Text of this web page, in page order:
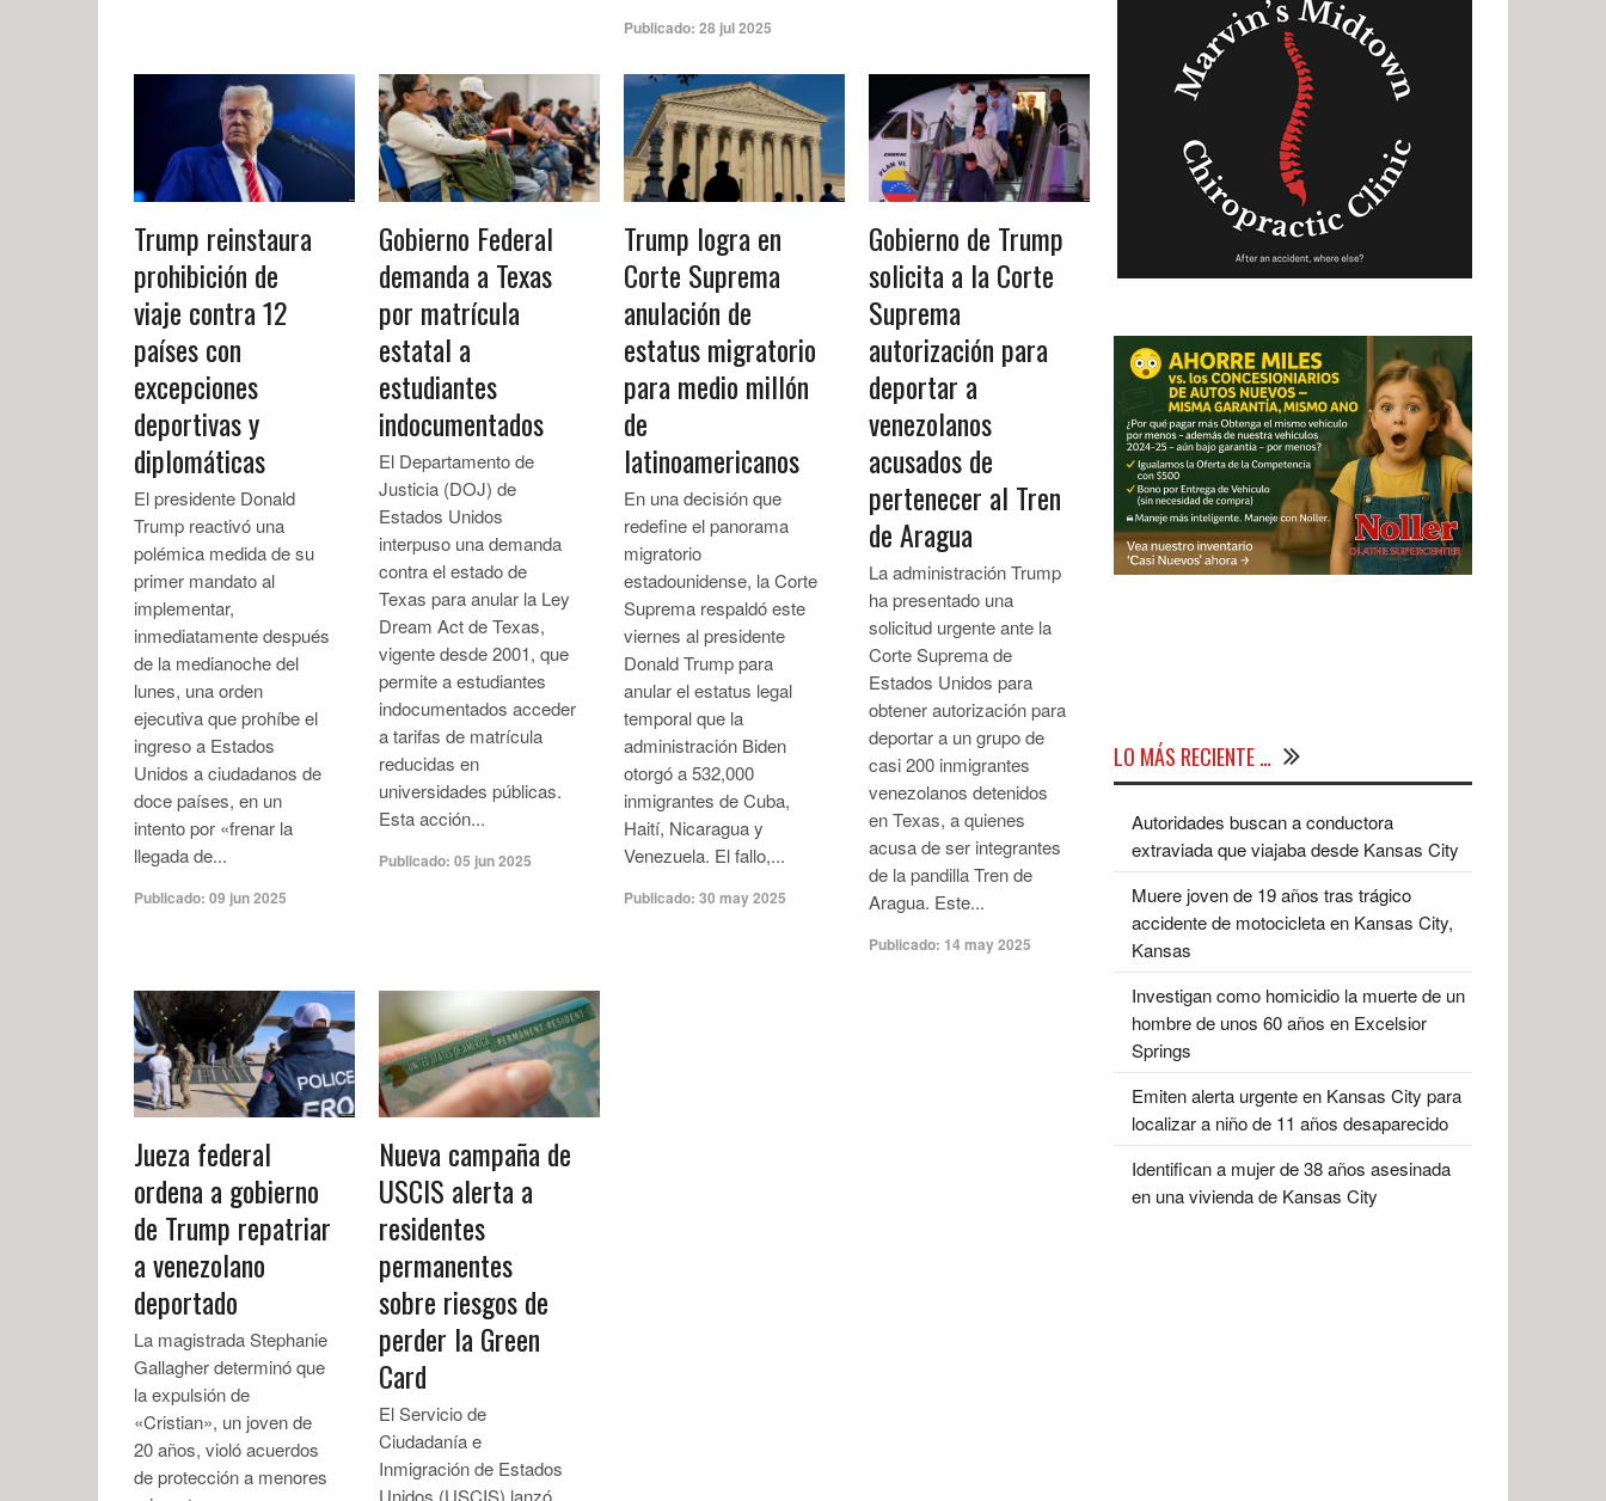
Publicado: 28 jul 2025
Trump reinstaura
prohibición de
viaje contra 12
países con
excepciones
deportivas y
diplomáticas
El presidente Donald
Trump reactivó una
polémica medida de su
primer mandato al
implementar,
inmediatamente después
de la medianoche del
lunes, una orden
ejecutiva que prohíbe el
ingreso a Estados
Unidos a ciudadanos de
doce países, en un
intento por «frenar la
llegada de...
Publicado: 09 jun 2025
Gobierno Federal
demanda a Texas
por matrícula
estatal a
estudiantes
indocumentados
El Departamento de
Justicia (DOJ) de
Estados Unidos
interpuso una demanda
contra el estado de
Texas para anular la Ley
Dream Act de Texas,
vigente desde 2001, que
permite a estudiantes
indocumentados acceder
a tarifas de matrícula
reducidas en
universidades públicas.
Esta acción...
Publicado: 05 jun 2025
Trump logra en
Corte Suprema
anulación de
estatus migratorio
para medio millón
de
latinoamericanos
En una decisión que
redefine el panorama
migratorio
estadounidense, la Corte
Suprema respaldó este
viernes al presidente
Donald Trump para
anular el estatus legal
temporal que la
administración Biden
otorgó a 532,000
inmigrantes de Cuba,
Haití, Nicaragua y
Venezuela. El fallo,...
Publicado: 30 may 2025
Gobierno de Trump
solicita a la Corte
Suprema
autorización para
deportar a
venezolanos
acusados de
pertenecer al Tren
de Aragua
La administración Trump
ha presentado una
solicitud urgente ante la
Corte Suprema de
Estados Unidos para
obtener autorización para
deportar a un grupo de
casi 200 inmigrantes
venezolanos detenidos
en Texas, a quienes
acusa de ser integrantes
de la pandilla Tren de
Aragua. Este...
Publicado: 14 may 2025
Jueza federal
ordena a gobierno
de Trump repatriar
a venezolano
deportado
La magistrada Stephanie
Gallagher determinó que
la expulsión de
«Cristian», un joven de
20 años, violó acuerdos
de protección a menores
Nueva campaña de
USCIS alerta a
residentes
permanentes
sobre riesgos de
perder la Green
Card
El Servicio de
Ciudadanía e
Inmigración de Estados
Unidos (USCIS) lanzó
LO MÁS RECIENTE …
Autoridades buscan a conductora
extraviada que viajaba desde Kansas City
Muere joven de 19 años tras trágico
accidente de motocicleta en Kansas City,
Kansas
Investigan como homicidio la muerte de un
hombre de unos 60 años en Excelsior
Springs
Emiten alerta urgente en Kansas City para
localizar a niño de 11 años desaparecido
Identifican a mujer de 38 años asesinada
en una vivienda de Kansas City